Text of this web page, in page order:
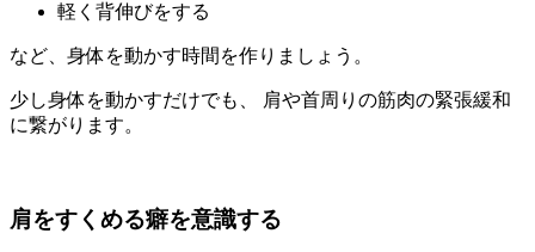
軽く背伸びをする
など、身体を動かす時間を作りましょう。
少し身体を動かすだけでも、 肩や首周りの筋肉の緊張緩和
に繋がります。
肩をすくめる癖を意識する